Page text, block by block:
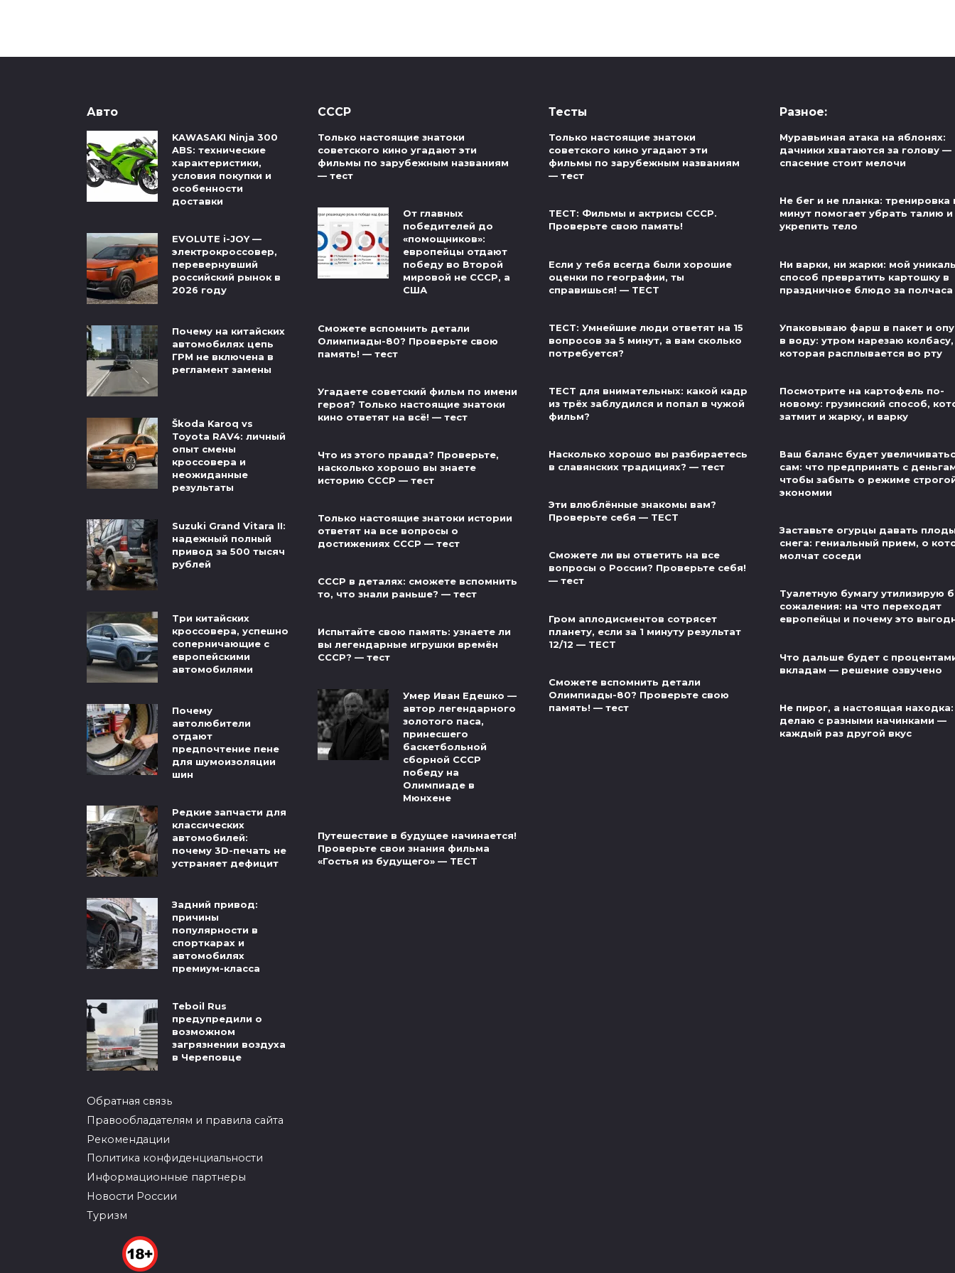
Авто
KAWASAKI Ninja 300
ABS: технические
характеристики,
условия покупки и
особенности
доставки
EVOLUTE i-JOY —
электрокроссовер,
перевернувший
российский рынок в
2026 году
Почему на китайских
автомобилях цепь
ГРМ не включена в
регламент замены
Škoda Karoq vs
Toyota RAV4: личный
опыт смены
кроссовера и
неожиданные
результаты
Suzuki Grand Vitara II:
надежный полный
привод за 500 тысяч
рублей
Три китайских
кроссовера, успешно
соперничающие с
европейскими
автомобилями
Почему
автолюбители
отдают
предпочтение пене
для шумоизоляции
шин
Редкие запчасти для
классических
автомобилей:
почему 3D-печать не
устраняет дефицит
Задний привод:
причины
популярности в
спорткарах и
автомобилях
премиум-класса
Teboil Rus
предупредили о
возможном
загрязнении воздуха
в Череповце
Обратная связь
Правообладателям и правила сайта
Рекомендации
Политика конфиденциальности
Информационные партнеры
Новости России
Туризм
СССР
Только настоящие знатоки
советского кино угадают эти
фильмы по зарубежным названиям
— тест
От главных
победителей до
«помощников»:
европейцы отдают
победу во Второй
мировой не СССР, а
США
Сможете вспомнить детали
Олимпиады-80? Проверьте свою
память! — тест
Угадаете советский фильм по имени
героя? Только настоящие знатоки
кино ответят на всё! — тест
Что из этого правда? Проверьте,
насколько хорошо вы знаете
историю СССР — тест
Только настоящие знатоки истории
ответят на все вопросы о
достижениях СССР — тест
СССР в деталях: сможете вспомнить
то, что знали раньше? — тест
Испытайте свою память: узнаете ли
вы легендарные игрушки времён
СССР? — тест
Умер Иван Едешко —
автор легендарного
золотого паса,
принесшего
баскетбольной
сборной СССР
победу на
Олимпиаде в
Мюнхене
Путешествие в будущее начинается!
Проверьте свои знания фильма
«Гостья из будущего» — ТЕСТ
Тесты
Только настоящие знатоки
советского кино угадают эти
фильмы по зарубежным названиям
— тест
ТЕСТ: Фильмы и актрисы СССР.
Проверьте свою память!
Если у тебя всегда были хорошие
оценки по географии, ты
справишься! — ТЕСТ
ТЕСТ: Умнейшие люди ответят на 15
вопросов за 5 минут, а вам сколько
потребуется?
ТЕСТ для внимательных: какой кадр
из трёх заблудился и попал в чужой
фильм?
Насколько хорошо вы разбираетесь
в славянских традициях? — тест
Эти влюблённые знакомы вам?
Проверьте себя — ТЕСТ
Сможете ли вы ответить на все
вопросы о России? Проверьте себя!
— тест
Гром аплодисментов сотрясет
планету, если за 1 минуту результат
12/12 — ТЕСТ
Сможете вспомнить детали
Олимпиады-80? Проверьте свою
память! — тест
Разное:
Муравьиная атака на яблонях:
дачники хватаются за голову —
спасение стоит мелочи
Не бег и не планка: тренировка
минут помогает убрать талию и
укрепить тело
Ни варки, ни жарки: мой
способ превратить картошку в
праздничное блюдо за полчаса
Упаковываю фарш в пакет и
в воду: утром нарезаю колбасу,
которая расплывается во рту
Посмотрите на картофель по-
новому: грузинский способ,
затмит и жарку, и варку
Ваш баланс будет
сам: что предпринять с
чтобы забыть о режиме
экономии
Заставьте огурцы давать
снега: гениальный прием, о
молчат соседи
Туалетную бумагу утилизирую
сожаления: на что переходят
европейцы и почему это
Что дальше будет с
вкладам — решение озвучено
Не пирог, а настоящая находка:
делаю с разными начинками —
каждый раз другой вкус